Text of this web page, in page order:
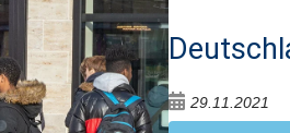
29.11.2021